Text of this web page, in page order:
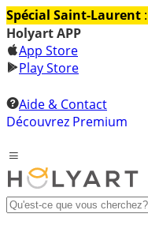
Spécial Saint-Laurent :
Holyart APP
App Store
Play Store
Aide & Contact
Découvrez Premium